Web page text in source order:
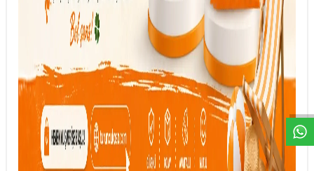
DESTEK